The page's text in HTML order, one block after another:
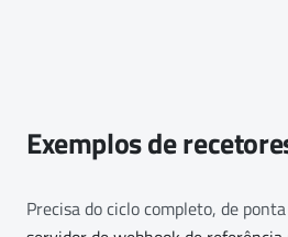
Exemplos de
Precisa do ciclo completo, de